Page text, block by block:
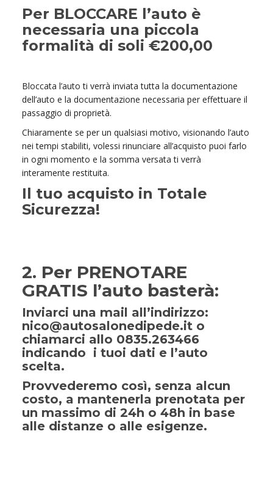
Per BLOCCARE l’auto è
necessaria una piccola
formalità di soli €200,00
Bloccata l’auto ti verrà inviata tutta la documentazione
dell’auto e la documentazione necessaria per effettuare il
passaggio di proprietà.
Chiaramente se per un qualsiasi motivo, visionando l’auto
nei tempi stabiliti, volessi rinunciare all’acquisto puoi farlo
in ogni momento e la somma versata ti verrà
interamente restituita.
Il tuo acquisto in Totale
Sicurezza!
2. Per PRENOTARE
GRATIS l’auto basterà:
Inviarci una mail all’indirizzo:
nico@autosalonedipede.it o
chiamarci allo 0835.263466
indicando i tuoi dati e l’auto
scelta.
Provvederemo così, senza alcun
costo, a mantenerla prenotata per
un massimo di 24h o 48h in base
alle distanze o alle esigenze.